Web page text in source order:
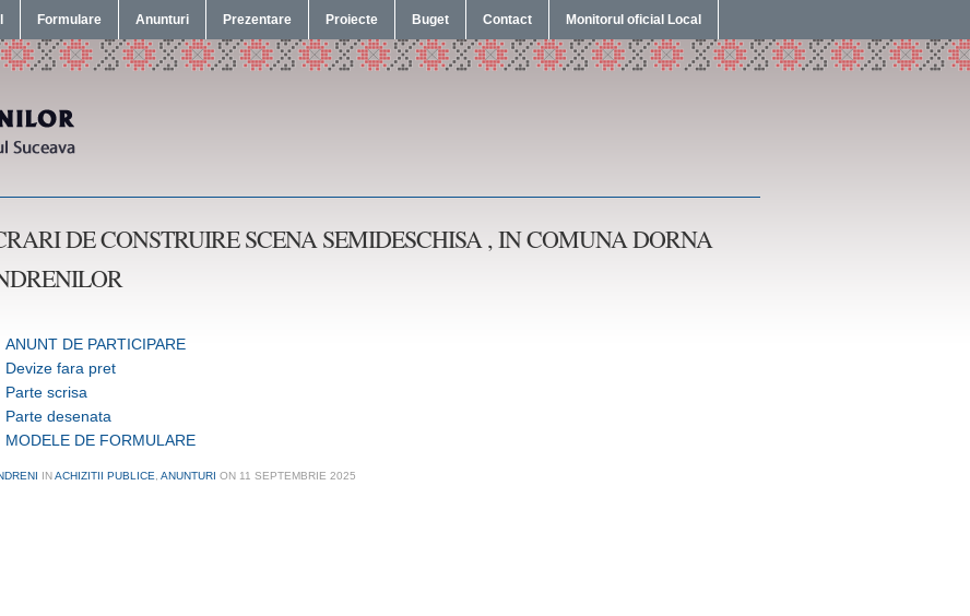
Formulare Anunturi Prezentare Proiecte Buget Contact Monitorul oficial Local
DE CONSTRUIRE SCENA SEMIDESCHISA , IN COMUNA DORNA
ANUNT DE PARTICIPARE
Devize fara pret
Parte scrisa
Parte desenata
MODELE DE FORMULARE
INACHIZITII PUBLICE ANUNTURI ON 11 SEPTEMBRIE 2025